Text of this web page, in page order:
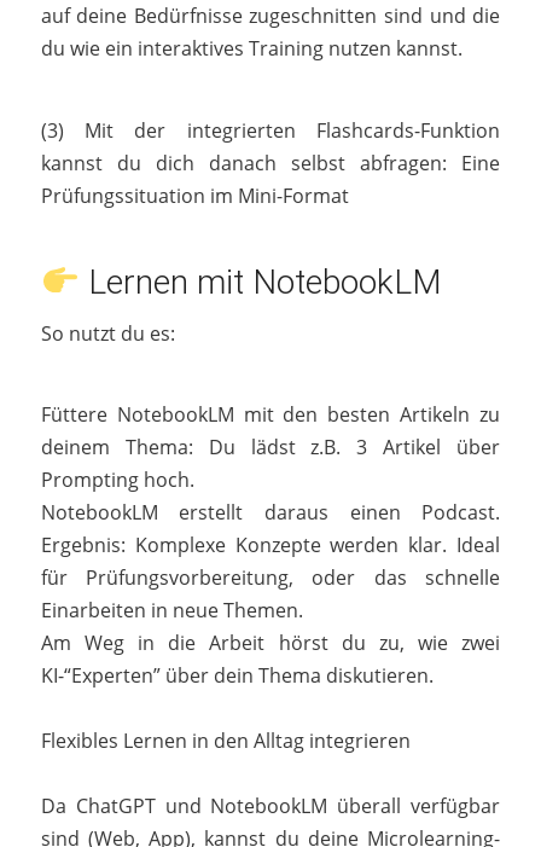
auf deine Bedürfnisse zugeschnitten sind und die
du wie ein interaktives Training nutzen kannst.
(3) Mit der integrierten Flashcards-Funktion
kannst du dich danach selbst abfragen: Eine
Prüfungssituation im Mini-Format
Lernen mit NotebookLM
So nutzt du es:
Füttere NotebookLM mit den besten Artikeln zu
deinem Thema: Du lädst z.B. 3 Artikel über
Prompting hoch.
NotebookLM erstellt daraus einen Podcast.
Ergebnis: Komplexe Konzepte werden klar. Ideal
für Prüfungsvorbereitung, oder das schnelle
Einarbeiten in neue Themen.
Am Weg in die Arbeit hörst du zu, wie zwei
KI-“Experten” über dein Thema diskutieren.
Flexibles Lernen in den Alltag integrieren
Da ChatGPT und NotebookLM überall verfügbar
sind (Web, App), kannst du deine Microlearning-